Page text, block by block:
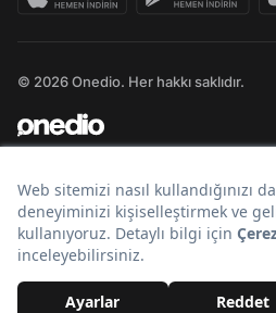
© 2026 Onedio. Her hakkı saklıdır.
Bir markasıdır.